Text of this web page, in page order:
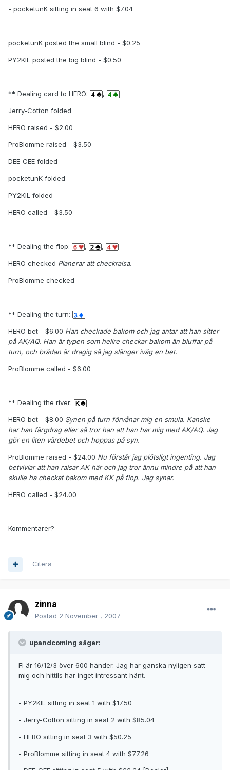
- pocketunK sitting in seat 6 with $7.04
pocketunK posted the small blind - $0.25
PY2KIL posted the big blind - $0.50
** Dealing card to HERO: ,
Jerry-Cotton folded
HERO raised - $2.00
ProBlomme raised - $3.50
DEE_CEE folded
pocketunK folded
PY2KIL folded
HERO called - $3.50
** Dealing the flop: , ,
HERO checked Planerar att checkraisa.
ProBlomme checked
** Dealing the turn:
HERO bet - $6.00 Han checkade bakom och jag antar att han sitter
på AK/AQ. Han är typen som hellre checkar bakom än bluffar på
turn, och brädan är dragig så jag slänger iväg en bet.
ProBlomme called - $6.00
** Dealing the river:
HERO bet - $8.00 Synen på turn förvånar mig en smula. Kanske
har han färgdrag eller så tror han att han har mig med AK/AQ. Jag
gör en liten värdebet och hoppas på syn.
ProBlomme raised - $24.00 Nu förstår jag plötsligt ingenting. Jag
betvivlar att han raisar AK här och jag tror ännu mindre på att han
skulle ha checkat bakom med KK på flop. Jag synar.
HERO called - $24.00
Kommentarer?
Citera
zinna
Postad 2 November , 2007
upandcoming säger:
FI är 16/12/3 över 600 händer. Jag har ganska nyligen satt
mig och hittils har inget intressant hänt.
- PY2KIL sitting in seat 1 with $17.50
- Jerry-Cotton sitting in seat 2 with $85.04
- HERO sitting in seat 3 with $50.25
- ProBlomme sitting in seat 4 with $77.26